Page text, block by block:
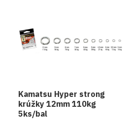
Kamatsu Hyper strong
krúžky 12mm 110kg
5ks/bal